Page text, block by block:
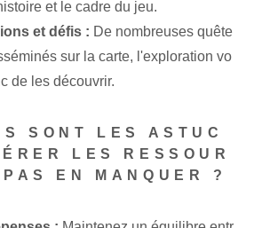
et le cadre du jeu.
et défis : De nombreuses quête
sur la carte, l'exploration vo
de les découvrir.
SONT LES ASTUC
LES RESSOUR
EN MANQUER ?